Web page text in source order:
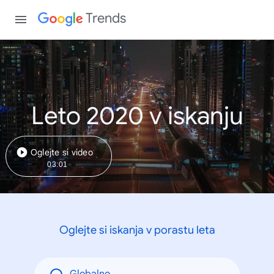
Trends
Leto 2020 v iskanju
Oglejte si video
03:01
Oglejte si iskanja v porastu leta